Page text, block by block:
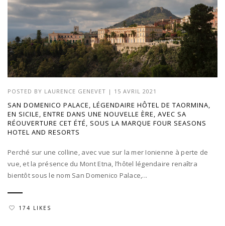
POSTED BY LAURENCE GENEVET | 15 AVRIL 2021
SAN DOMENICO PALACE, LÉGENDAIRE HÔTEL DE TAORMINA,
EN SICILE, ENTRE DANS UNE NOUVELLE ÈRE, AVEC SA
RÉOUVERTURE CET ÉTÉ, SOUS LA MARQUE FOUR SEASONS
HOTEL AND RESORTS
Perché sur une colline, avec vue sur la mer Ionienne à perte de
vue, et la présence du Mont Etna, l’hôtel légendaire renaîtra
bientôt sous le nom San Domenico Palace,...
174 LIKES